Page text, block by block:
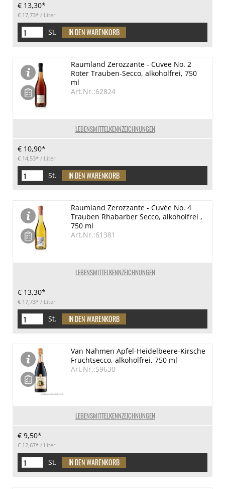
€ 13,30*
€ 17,73* / Liter
St.
LEBENSMITTELKENNZEICHNUNGEN
Raumland Zerozzante - Cuvee No. 2
Roter Trauben-Secco, alkoholfrei, 750
ml
Art.Nr.:62824
€ 10,90*
€ 14,53* / Liter
St.
LEBENSMITTELKENNZEICHNUNGEN
Raumland Zerozzante - Cuvée No. 4
Trauben Rhabarber Secco, alkoholfrei ,
750 ml
Art.Nr.:61381
€ 13,30*
€ 17,73* / Liter
St.
LEBENSMITTELKENNZEICHNUNGEN
Van Nahmen Apfel-Heidelbeere-Kirsche
Fruchtsecco, alkoholfrei, 750 ml
Art.Nr.:59630
€ 9,50*
€ 12,67* / Liter
St.